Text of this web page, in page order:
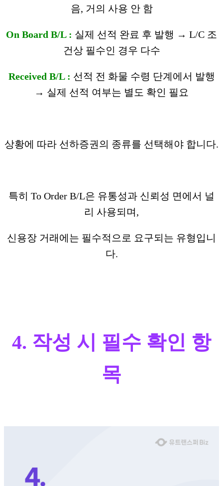
음, 거의 사용 안 함
On Board B/L : 실제 선적 완료 후 발행 → L/C 조
건상 필수인 경우 다수
Received B/L : 선적 전 화물 수령 단계에서 발행
→ 실제 선적 여부는 별도 확인 필요
상황에 따라 선하증권의 종류를 선택해야 합니다.
특히 To Order B/L은 유통성과 신뢰성 면에서 널
리 사용되며,
신용장 거래에는 필수적으로 요구되는 유형입니
다.
4. 작성 시 필수 확인 항
목